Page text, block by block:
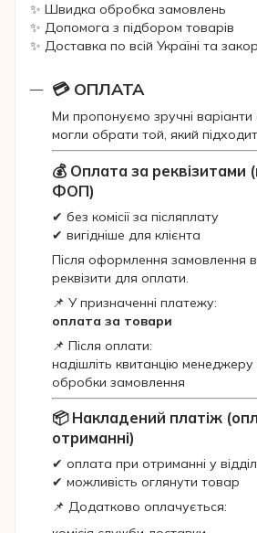
✨ Швидка обробка замовлень
✨ Допомога з підбором товарів
✨ Доставка по всій Україні та
💳 ОПЛАТА
Ми пропонуємо зручні
могли обрати той, який
💰 Оплата за реквізитами
ФОП)
✔ без комісії за післяплату
✔ вигідніше для клієнта
Після оформлення замовлення
реквізити для оплати.
📌 У призначенні платежу:
оплата за товари
📌 Після оплати:
надішліть квитанцію
обробки замовлення
📦 Накладений платіж
отриманні)
✔ оплата при отриманні у
✔ можливість оглянути товар
📌 Додатково оплачується: